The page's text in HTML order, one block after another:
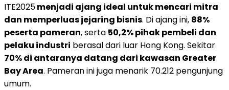
ITE2025menjadi ajang ideal untuk mencari mitra
dan memperluas jejaring bisnis. Di ajang ini, 88%
peserta pameran, serta 50,2% pihak pembeli dan
pelaku industri berasal dari luar Hong Kong. Sekitar
70% di antaranya datang dari kawasan Greater
Bay Area. Pameran ini juga menarik 70.212 pengunjung
umum.